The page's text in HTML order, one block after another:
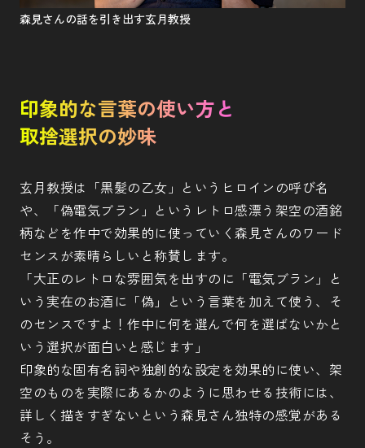
森見さんの話を引き出す玄月教授
印象的な言葉の使い方と
取捨選択の妙味
玄月教授は「黒髪の乙女」というヒロインの呼び名
や、「偽電気ブラン」というレトロ感漂う架空の酒銘
柄などを作中で効果的に使っていく森見さんのワード
センスが素晴らしいと称賛します。
「大正のレトロな雰囲気を出すのに「電気ブラン」と
いう実在のお酒に「偽」という言葉を加えて使う、そ
のセンスですよ！作中に何を選んで何を選ばないかと
いう選択が面白いと感じます」
印象的な固有名詞や独創的な設定を効果的に使い、架
空のものを実際にあるかのように思わせる技術には、
詳しく描きすぎないという森見さん独特の感覚がある
そう。